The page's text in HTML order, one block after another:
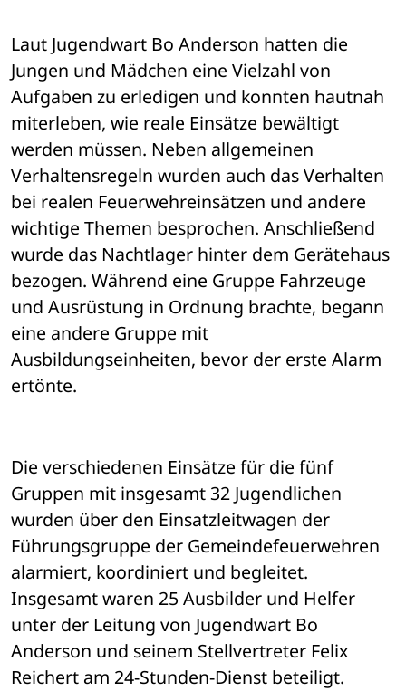
Laut Jugendwart Bo Anderson hatten die
Jungen und Mädchen eine Vielzahl von
Aufgaben zu erledigen und konnten hautnah
miterleben, wie reale Einsätze bewältigt
werden müssen. Neben allgemeinen
Verhaltensregeln wurden auch das Verhalten
bei realen Feuerwehreinsätzen und andere
wichtige Themen besprochen. Anschließend
wurde das Nachtlager hinter dem Gerätehaus
bezogen. Während eine Gruppe Fahrzeuge
und Ausrüstung in Ordnung brachte, begann
eine andere Gruppe mit
Ausbildungseinheiten, bevor der erste Alarm
ertönte.
Die verschiedenen Einsätze für die fünf
Gruppen mit insgesamt 32 Jugendlichen
wurden über den Einsatzleitwagen der
Führungsgruppe der Gemeindefeuerwehren
alarmiert, koordiniert und begleitet.
Insgesamt waren 25 Ausbilder und Helfer
unter der Leitung von Jugendwart Bo
Anderson und seinem Stellvertreter Felix
Reichert am 24-Stunden-Dienst beteiligt.